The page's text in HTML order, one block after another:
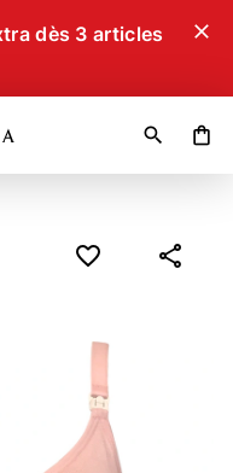
dès 3 articles
close
search shopping_bag